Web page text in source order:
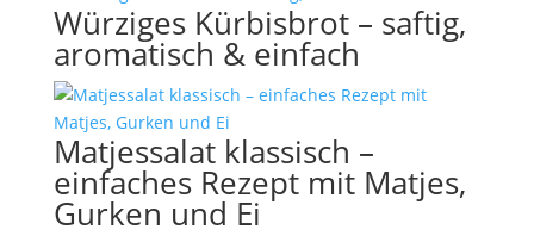
Würziges Kürbisbrot – saftig,
aromatisch & einfach
Matjessalat klassisch –
einfaches Rezept mit Matjes,
Gurken und Ei